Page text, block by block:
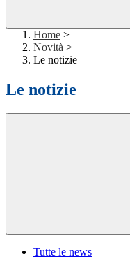
Home >
Novità >
Le notizie
Le notizie
Tutte le news